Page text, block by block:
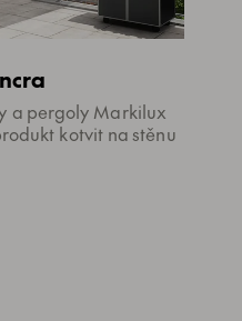
a pergoly Markilux
kotvit na stěnu